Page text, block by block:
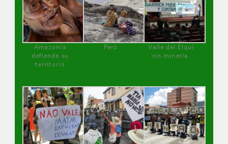
Amazonía
defiende su
territorio
Perú
Valle del Elqui
sin minería.